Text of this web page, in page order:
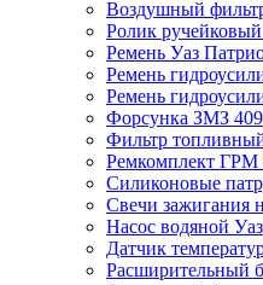
Воздушный
Ролик
Ремень Уаз
Ремень
Ремень
Форсунка ЗМЗ 409
Фильтр
Ремкомплект
Силиконовые
Свечи зажигания
Насос водяной Уаз
Датчик
Расширительный